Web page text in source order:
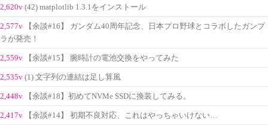
2,620v (42) matplotlib 1.3.1をインストール
2,577v
【余談#16】 ガンダム40周年記念、日本プロ野球とコラボしたガンプ
ラが発売！
2,559v 【余談#15】 腕時計の電池交換をやってみた
2,535v (1) 文字列の連結は足し算風
2,448v 【余談#18】初めてNVMe SSDに換装してみる。
2,417v 【余談#14】 初期不良対応、これはやっちゃいけない…